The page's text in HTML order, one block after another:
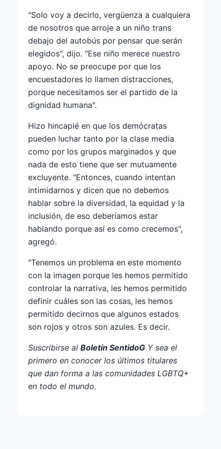
"Solo voy a decirlo, vergüenza a cualquiera
de nosotros que arroje a un niño trans
debajo del autobús por pensar que serán
elegidos", dijo. "Ese niño merece nuestro
apoyo. No se preocupe por que los
encuestadores lo llamen distracciones,
porque necesitamos ser el partido de la
dignidad humana".
Hizo hincapié en que los demócratas
pueden luchar tanto por la clase media
como por los grupos marginados y que
nada de esto tiene que ser mutuamente
excluyente. "Entonces, cuando intentan
intimidarnos y dicen que no debemos
hablar sobre la diversidad, la equidad y la
inclusión, de eso deberíamos estar
hablando porque así es como crecemos",
agregó.
"Tenemos un problema en este momento
con la imagen porque les hemos permitido
controlar la narrativa, les hemos permitido
definir cuáles son las cosas, les hemos
permitido decirnos que algunos estados
son rojos y otros son azules. Es decir.
Suscribirse al Boletín SentidoG Y sea el
primero en conocer los últimos titulares
que dan forma a las comunidades LGBTQ+
en todo el mundo.